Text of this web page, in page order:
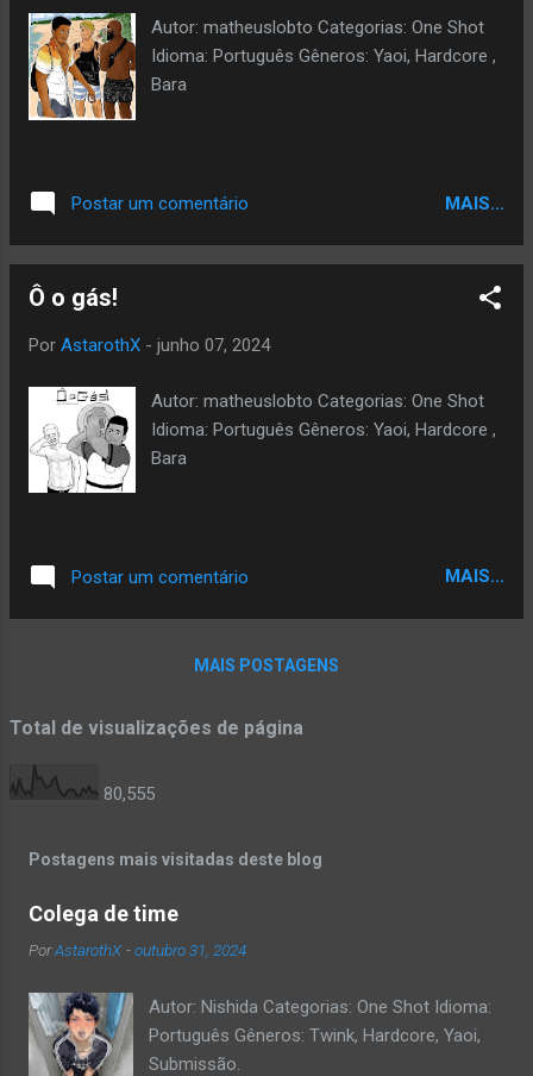
Autor: matheuslobto Categorias: One Shot
Idioma: Português Gêneros: Yaoi, Hardcore ,
Bara
Postar um comentário MAIS...
Ô o gás!
Por AstarothX - junho 07, 2024
Autor: matheuslobto Categorias: One Shot
Idioma: Português Gêneros: Yaoi, Hardcore ,
Bara
Postar um comentário MAIS...
MAIS POSTAGENS
Total de visualizações de página
80,555
Postagens mais visitadas deste blog
Colega de time
PorAstarothX -outubro 31, 2024
Autor: Nishida Categorias: One Shot Idioma:
Português Gêneros: Twink, Hardcore, Yaoi,
Submissão.